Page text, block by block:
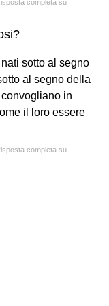
completa su
sotto al segno
al segno della
in
il loro essere
completa su